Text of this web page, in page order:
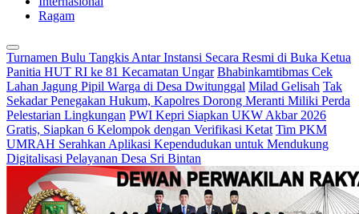
Ragam
Turnamen Bulu Tangkis Antar Instansi Secara Resmi di Buka Ketua
Panitia HUT RI ke 81 Kecamatan Ungar Bhabinkamtibmas Cek
Lahan Jagung Pipil Warga di Desa Dwitunggal Milad Gelisah Tak
Sekadar Penegakan Hukum, Kapolres Dorong Meranti Miliki Perda
Pelestarian Lingkungan PWI Kepri Siapkan UKW Akbar 2026
Gratis, Siapkan 6 Kelompok dengan Verifikasi Ketat Tim PKM
UMRAH Serahkan Aplikasi Kependudukan untuk Mendukung
Digitalisasi Pelayanan Desa Sri Bintan